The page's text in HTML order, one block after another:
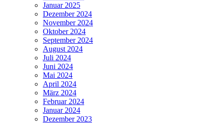
Januar 2025
Dezember 2024
November 2024
Oktober 2024
September 2024
August 2024
Juli 2024
Juni 2024
Mai 2024
April 2024
März 2024
Februar 2024
Januar 2024
Dezember 2023